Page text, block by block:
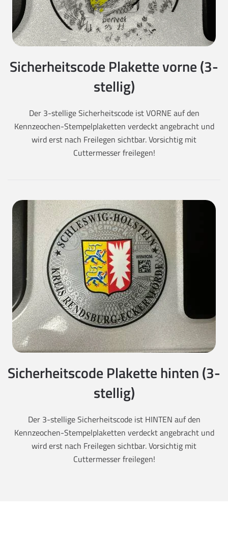
Sicherheitscode Plakette vorne (3-
stellig)
Der 3-stellige Sicherheitscode ist VORNE auf den
Kennzeochen-Stempelplaketten verdeckt angebracht und
wird erst nach Freilegen sichtbar. Vorsichtig mit
Cuttermesser freilegen!
Sicherheitscode Plakette hinten (3-
stellig)
Der 3-stellige Sicherheitscode ist HINTEN auf den
Kennzeochen-Stempelplaketten verdeckt angebracht und
wird erst nach Freilegen sichtbar. Vorsichtig mit
Cuttermesser freilegen!